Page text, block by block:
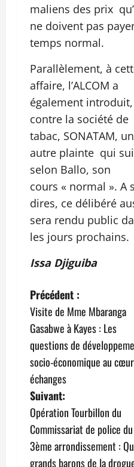
maliens des prix
ne doivent pas
temps normal.
Parallèlement, à
affaire, l’ALCOM a
également introduit,
contre la société de
tabac, SONATAM,
autre plainte qui
selon Ballo, son
cours « normal ». A
dires, ce délibéré
sera rendu public
les jours prochains.
Issa Djiguiba
N
a
v
i
g
a
t
Précédent :
Visite de Mme Mbaranga
Gasabwe à Kayes : Les
questions de
socio-économique au
échanges
Suivant:
Opération Tourbillon du
Commissariat de police du
3ème arrondissement :
grands barons de la